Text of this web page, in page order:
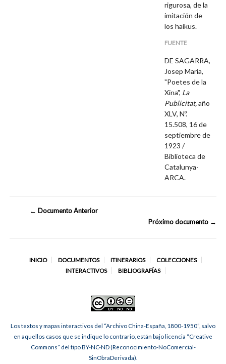
rigurosa, de la
imitación de
los haikus.
FUENTE
DE SAGARRA,
Josep Maria,
"Poetes de la
Xina", La
Publicitat,año
XLV, Nº.
15.508, 16 de
septiembre de
1923 /
Biblioteca de
Catalunya-
ARCA.
← Documento Anterior
Próximo documento →
INICIO DOCUMENTOS ITINERARIOS
COLECCIONES
INTERACTIVOS
BIBLIOGRAFÍAS
Los textos y mapas interactivos del “Archivo China-España, 1800-1950”, salvo
en aquellos casos que se indique lo contrario, están bajo licencia “Creative
Commons” del tipo BY-NC-ND (Reconocimiento-NoComercial-
SinObraDerivada).